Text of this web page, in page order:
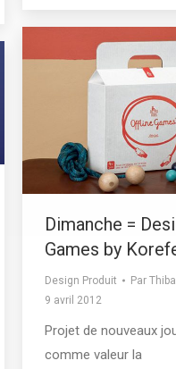
Dimanche =
Games by
Design Produit Par
9 avril 2012
Projet de nouveaux
comme valeur la